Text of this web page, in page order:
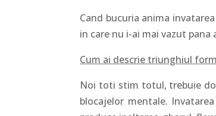
Cand bucuria anima
in care nu i-ai mai vazut pana
Cum ai descrie triunghiul
Noi toti stim totul, trebuie
blocajelor mentale.